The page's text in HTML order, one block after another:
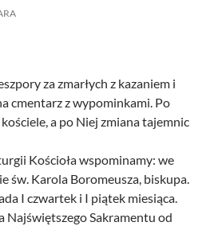
za zmarłych z kazaniem i
cmentarz z wypominkami. Po
a po Niej zmiana tajemnic
Kościoła wspominamy: we
św. Karola Boromeusza, biskupa.
I czwartek i I piątek miesiąca.
Najświętszego Sakramentu od